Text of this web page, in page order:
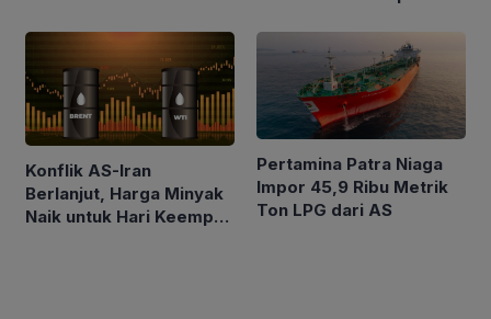
Konflik AS-Iran
Berlanjut, Harga Minyak
Naik untuk Hari Keempat
Pertamina Patra Niaga
Impor 45,9 Ribu Metrik
Ton LPG dari AS